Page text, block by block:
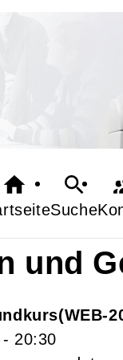
Suche
und
WEB-
- 20:30